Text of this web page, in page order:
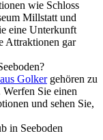
wie Schloss
Millstatt und
eine Unterkunft
Attraktionen gar
Golkergehören zu
Sie einen
und sehen Sie,
in Seeboden